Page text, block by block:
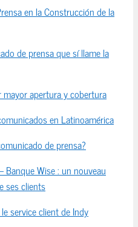
en la Construcción de la
de prensa que sí llame la
apertura y cobertura
en Latinoamérica
de prensa?
Wise : un nouveau
ses clients
service client de Indy